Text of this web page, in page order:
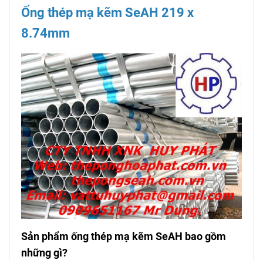
Ống thép mạ kẽm SeAH 219 x
8.74mm
Sản phẩm ốngthép mạ kẽm SeAH bao gồm
những gì?